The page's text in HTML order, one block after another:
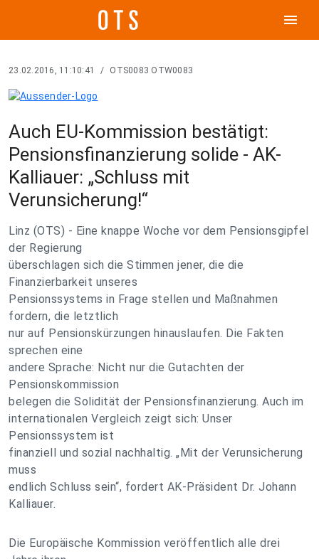
menu
23.02.2016, 11:10:41 / OTS0083 OTW0083
Auch EU-Kommission bestätigt:
Pensionsfinanzierung solide - AK-
Kalliauer: „Schluss mit
Verunsicherung!“
Linz (OTS) - Eine knappe Woche vor dem Pensionsgipfel
der Regierung
überschlagen sich die Stimmen jener, die die
Finanzierbarkeit unseres
Pensionssystems in Frage stellen und Maßnahmen
fordern, die letztlich
nur auf Pensionskürzungen hinauslaufen. Die Fakten
sprechen eine
andere Sprache: Nicht nur die Gutachten der
Pensionskommission
belegen die Solidität der Pensionsfinanzierung. Auch im
internationalen Vergleich zeigt sich: Unser
Pensionssystem ist
finanziell und sozial nachhaltig. „Mit der Verunsicherung
muss
endlich Schluss sein“, fordert AK-Präsident Dr. Johann
Kalliauer.
Die Europäische Kommission veröffentlich alle drei